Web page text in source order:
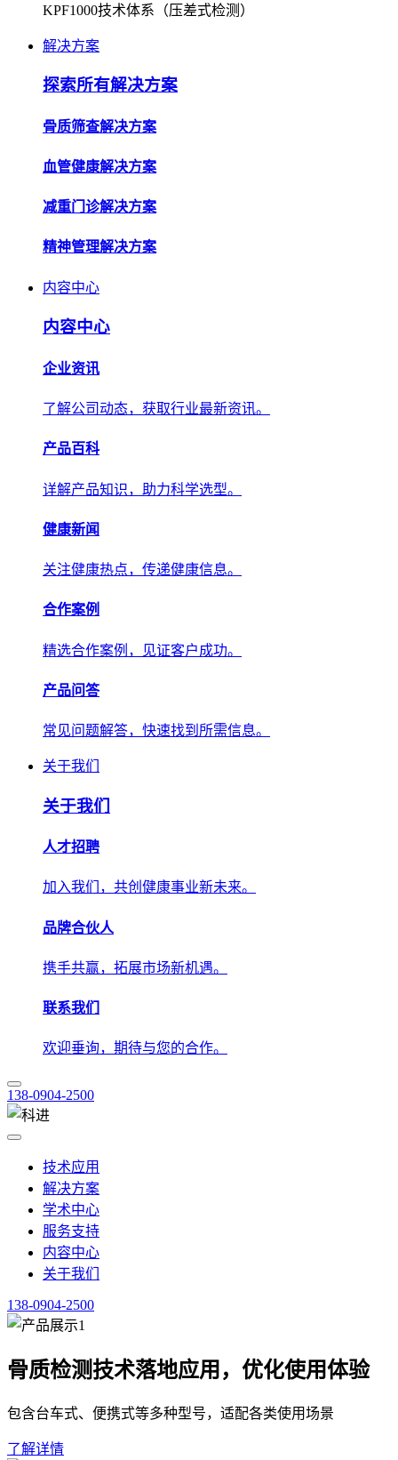
KPF1000技术体系（压差式检测）
解决方案
探索所有解决方案
骨质筛查解决方案
血管健康解决方案
减重门诊解决方案
精神管理解决方案
内容中心
内容中心
企业资讯
了解公司动态，获取行业最新资讯。
产品百科
详解产品知识，助力科学选型。
健康新闻
关注健康热点，传递健康信息。
合作案例
精选合作案例，见证客户成功。
产品问答
常见问题解答，快速找到所需信息。
关于我们
关于我们
人才招聘
加入我们，共创健康事业新未来。
品牌合伙人
携手共赢，拓展市场新机遇。
联系我们
欢迎垂询，期待与您的合作。
138-0904-2500
技术应用
解决方案
学术中心
服务支持
内容中心
关于我们
138-0904-2500
骨质检测技术落地应用，优化使用体验
包含台车式、便携式等多种型号，适配各类使用场景
了解详情